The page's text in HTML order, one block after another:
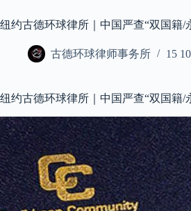
纽约古德环球律所｜中国严查“双国籍/
古德环球律师事务所 15
纽约古德环球律所｜中国严查“双国籍/